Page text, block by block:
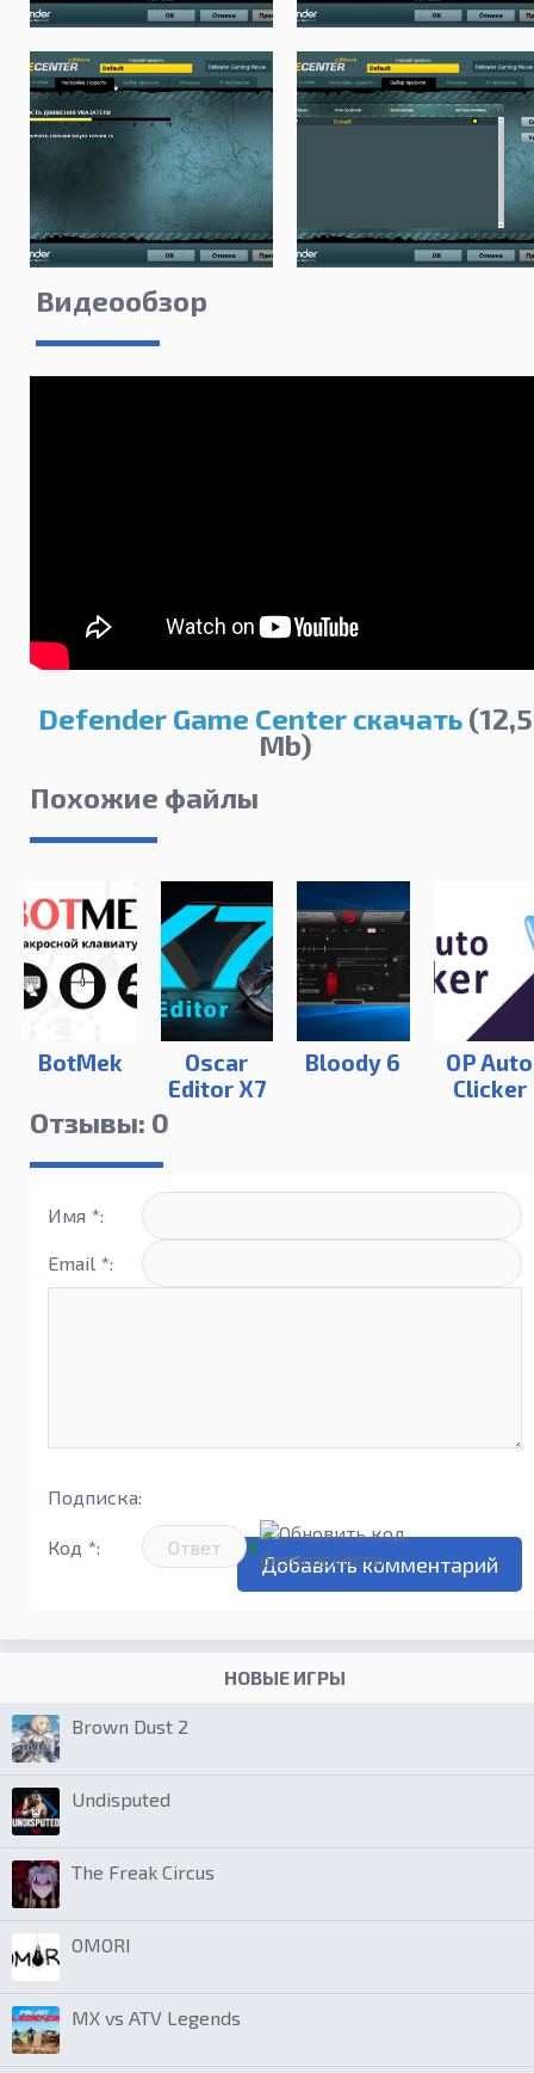
Видеообзор
Defender Game Center скачать(12,5
Mb)
Похожие файлы
BotMek
Oscar
Editor X7
Bloody 6
OP Auto
Clicker
Отзывы: 0
Имя *:
Email *:
Подписка:
Код *:
НОВЫЕ ИГРЫ
Brown Dust 2
Undisputed
The Freak Circus
OMORI
MX vs ATV Legends